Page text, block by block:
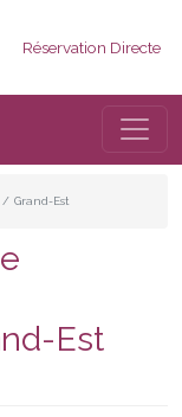
Réservation Directe
Grand-Est
Est